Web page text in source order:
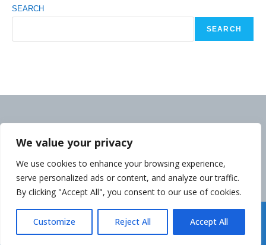
We value your privacy
We use cookies to enhance your browsing experience,
serve personalized ads or content, and analyze our traffic.
By clicking "Accept All", you consent to our use of cookies.
Customize Reject All Accept All
SEARCH
SEARCH
Copyright cambodgeinfo.com 2014-2026